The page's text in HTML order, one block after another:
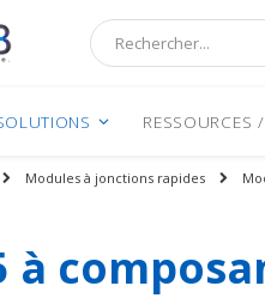
Rechercher
RESSOURCES
Modules à jonctions rapides
à